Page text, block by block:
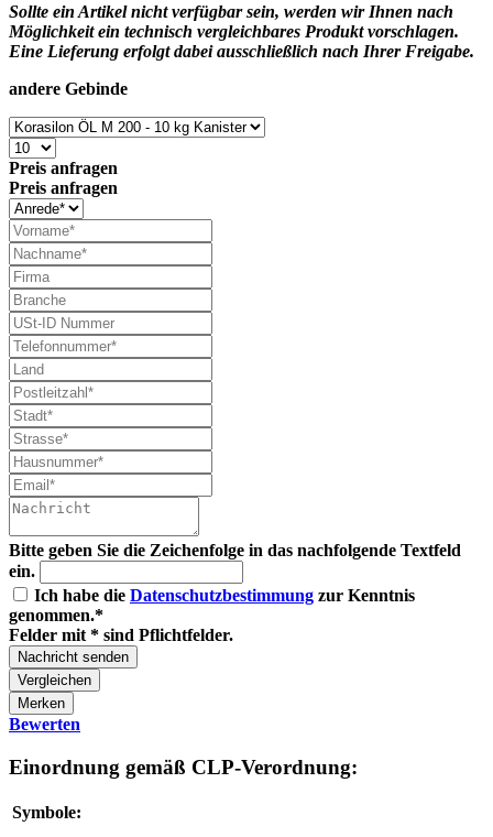
Sollte ein Artikel nicht verfügbar sein, werden wir Ihnen nach
Möglichkeit ein technisch vergleichbares Produkt vorschlagen.
Eine Lieferung erfolgt dabei ausschließlich nach Ihrer Freigabe.
andere Gebinde
Preis anfragen
Preis anfragen
Bitte geben Sie die Zeichenfolge in das nachfolgende Textfeld
ein.
Ich habe die Datenschutzbestimmung zur Kenntnis
genommen.*
Felder mit * sind Pflichtfelder.
Nachricht senden
Vergleichen
Merken
Bewerten
Einordnung gemäß CLP-Verordnung:
Symbole: